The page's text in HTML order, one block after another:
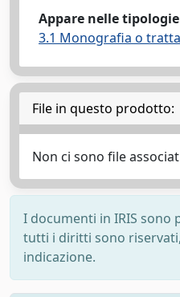
Appare nelle
3.1 Monografia o
File in questo prodotto:
Non ci sono file
I documenti in IRIS
tutti i diritti sono
indicazione.